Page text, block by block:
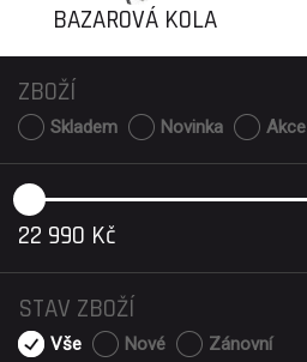
BAZAROVÁ KOLA
ZBOŽÍ
Skladem Novinka Akce
22 990 Kč
STAV ZBOŽÍ
Vše Nové Zánovní